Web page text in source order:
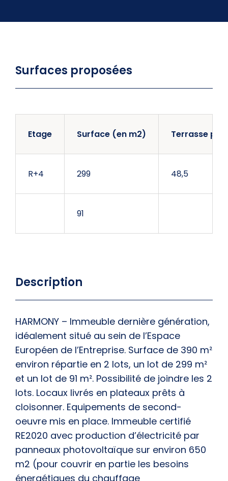
Surfaces proposées
Etage Surface (en m2) Terrasse
R+4 299 48,5
91
Description
HARMONY – Immeuble dernière génération,
idéalement situé au sein de l’Espace
Européen de l’Entreprise. Surface de 390 m²
environ répartie en 2 lots, un lot de 299 m²
et un lot de 91 m². Possibilité de joindre les 2
lots. Locaux livrés en plateaux prêts à
cloisonner. Equipements de second-
oeuvre mis en place. Immeuble certifié
RE2020 avec production d’électricité par
panneaux photovoltaïque sur environ 650
m2 (pour couvrir en partie les besoins
énergétiques du chauffage